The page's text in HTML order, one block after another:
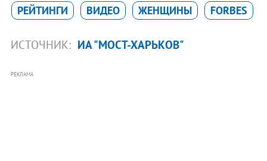
РЕЙТИНГИ ВИДЕО ЖЕНЩИНЫ FORBES
ИСТОЧНИК: ИА "МОСТ-ХАРЬКОВ"
РЕКЛАМА